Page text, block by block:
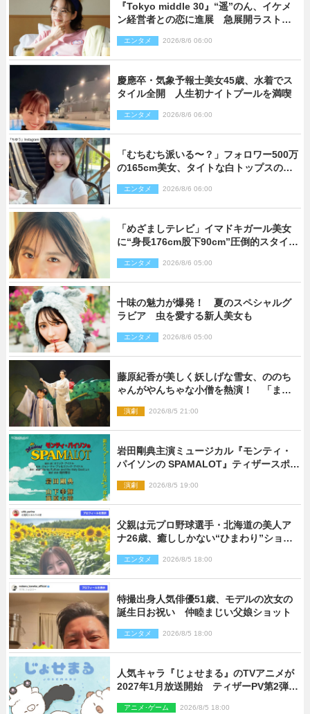
『Tokyo middle 30』“遥”のん、イケメ
ン経営者との恋に進展 急展開ラストに
エンタメ 2026/8/6 06:00
慶應卒・気象予報士美女45歳、水着でス
タイル全開 人生初ナイトプールを満喫
エンタメ 2026/8/6 06:00
「むちむち派いる〜？」フォロワー500万
の165cm美女、タイトな白トップスの抜
エンタメ 2026/8/6 06:00
「めざましテレビ」イマドキガール美女
に“身長176cm股下90cm”圧倒的スタイル
エンタメ 2026/8/6 05:00
十味の魅力が爆発！ 夏のスペシャルグ
ラビア 虫を愛する新人美女も
エンタメ 2026/8/6 05:00
藤原紀香が美しく妖しげな雪女、ののち
ゃんがやんちゃな小僧を熱演！ 「まん
演劇 2026/8/5 21:00
岩田剛典主演ミュージカル『モンティ・
パイソンの SPAMALOT』ティザースポッ
演劇 2026/8/5 19:00
父親は元プロ野球選手・北海道の美人ア
ナ26歳、癒ししかない“ひまわり”ショッ
エンタメ 2026/8/5 18:00
特撮出身人気俳優51歳、モデルの次女の
誕生日お祝い 仲睦まじい父娘ショット
エンタメ 2026/8/5 18:00
人気キャラ『じょせまる』のTVアニメが
2027年1月放送開始 ティザーPV第2弾も
アニメ･ゲーム 2026/8/5 18:00